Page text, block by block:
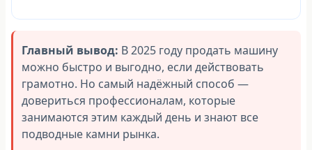
Главный вывод: В 2025 году продать машину
можно быстро и выгодно, если действовать
грамотно. Но самый надёжный способ —
довериться профессионалам, которые
занимаются этим каждый день и знают все
подводные камни рынка.